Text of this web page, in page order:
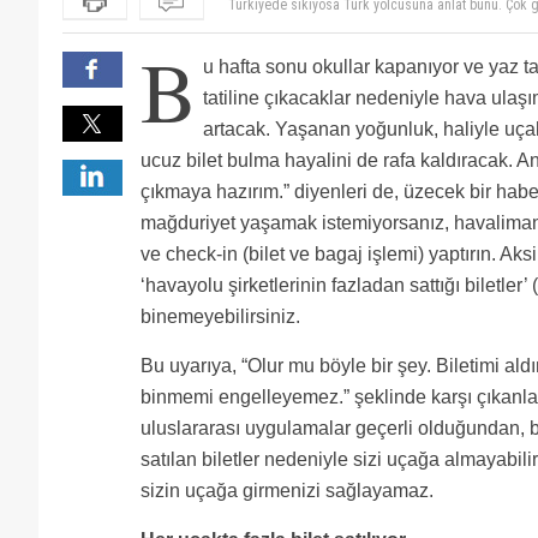
Birde haberde "yolcu gelmediği için veya bilet
Overbook amacı sadece ama sadece DAHA FAZLA
Bizde ise fazla bir yaptırımı ve sorumluluğu yok
Son anda yapılan iptallerde ne gibi bir zarar söz
2 saat önce gidip check in yapacağına 24 saat
Rostov ucusuna almadilar 400€ odediler
bizede aynisi yapildi biletli oldugum halde yer yok
THY'de çalışan arkadaşlara bir sorum olacak:
600 avro arası (mesafeye göre) tazminat
ödüyor mu? Yoksa ağlamayan çocuğa meme
Hat yöneten biri olarak ben kendim overbook
gelenler veya gelmeyenler yüzünden eriyor zaten.
çıkıyor genelde. Cld-inft olayına gelince, yasak
Turkiyede sıkıyosa Türk yolcusuna anlat bunu.
İzmir Bodrum yolcusu...
B
u hafta sonu okullar kapanıyor ve yaz
tatiline çıkacaklar nedeniyle hava
artacak. Yaşanan yoğunluk, haliyle
ucuz bilet bulma hayalini de rafa kaldıracak.
çıkmaya hazırım.” diyenleri de, üzecek bir
mağduriyet yaşamak istemiyorsanız,
ve check-in (bilet ve bagaj işlemi) yaptırın.
‘havayolu şirketlerinin fazladan sattığı
binemeyebilirsiniz.
Bu uyarıya, “Olur mu böyle bir şey. Biletimi
binmemi engelleyemez.” şeklinde karşı
uluslararası uygulamalar geçerli olduğundan,
satılan biletler nedeniyle sizi uçağa
sizin uçağa girmenizi sağlayamaz.